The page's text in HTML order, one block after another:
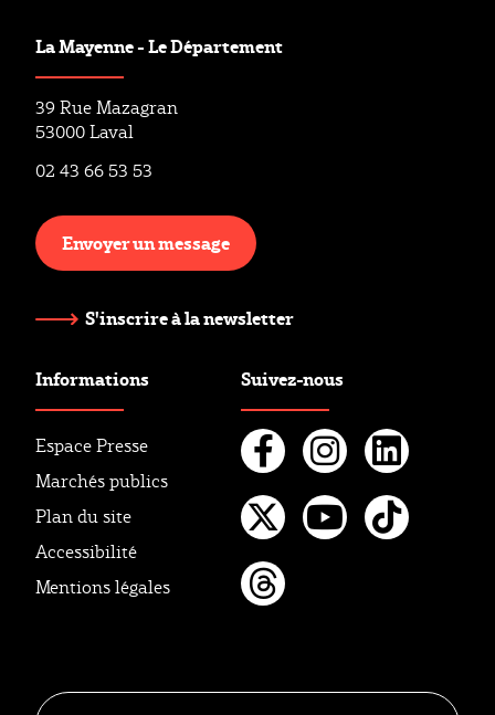
La Mayenne - Le Département
39 Rue Mazagran
53000 Laval
02 43 66 53 53
Envoyer un message
S'inscrire à la newsletter
Informations
Espace Presse
Marchés publics
Plan du site
Accessibilité
Mentions légales
Suivez-nous
Facebook
Twitter